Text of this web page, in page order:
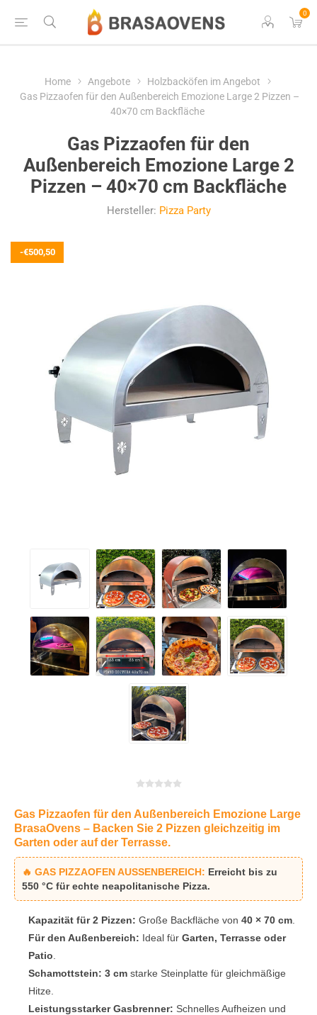
0
Home Angebote
Holzbacköfen im Angebot
Gas Pizzaofen für den Außenbereich Emozione Large 2 Pizzen –
40×70 cm Backfläche
Gas Pizzaofen für den
Außenbereich Emozione Large 2
Pizzen – 40×70 cm Backfläche
Hersteller: Pizza Party
-€500,50
Gas Pizzaofen für den Außenbereich Emozione Large
BrasaOvens – Backen Sie 2 Pizzen gleichzeitig im
Garten oder auf der Terrasse.
🔥 GAS PIZZAOFEN AUSSENBEREICH: Erreicht bis zu
550 °C für echte neapolitanische Pizza.
Kapazität für 2 Pizzen: Große Backfläche von 40 × 70 cm
Für den Außenbereich: Ideal für Garten, Terrasse oder
Patio
Schamottstein: 3 cm starke Steinplatte für gleichmäßige
Hitze.
Leistungsstarker Gasbrenner: Schnelles Aufheizen und